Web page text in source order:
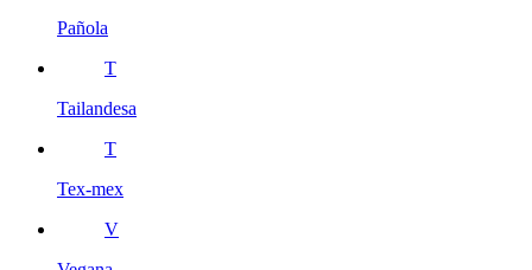
Pañola
T
Tailandesa
T
Tex-mex
V